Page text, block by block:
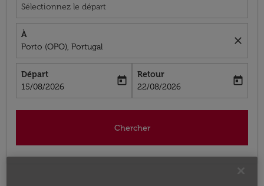
Sélectionnez le départ
À
Porto (OPO), Portugal
close
Départ
fc-booking-departure-date-aria-label
15/08/2026
today
Retour
fc-booking-return-date-aria-label
22/08/2026
today
Chercher